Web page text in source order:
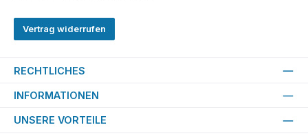
Vertrag widerrufen
RECHTLICHES
INFORMATIONEN
UNSERE VORTEILE